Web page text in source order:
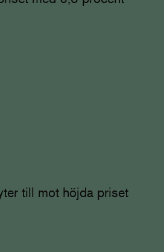
till mot höjda priset